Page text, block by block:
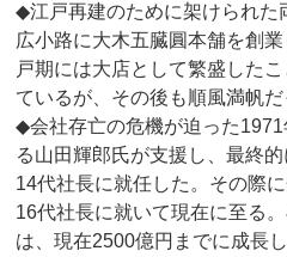
◆江戸再建のために架けられた
広小路に大木五臓圓本舗を創
戸期には大店として繁盛した
ているが、その後も順風満帆
◆会社存亡の危機が迫った
る山田輝郎氏が支援し、最終
14代社長に就任した。その際
16代社長に就いて現在に至る
は、現在2500億円までに成長